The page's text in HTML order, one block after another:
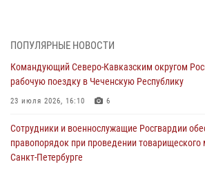
выпуска «Легенды армии с Александром
07 августа 2026, 12:00
Смольного собора в Санкт-Петербурге (видео)
07 августа 2026, 11:34 3
ПОПУЛЯРНЫЕ НОВОСТИ
Командующий Северо-Кавказским округом
рабочую поездку в Чеченскую Республику
23 июля 2026, 16:10 6
Сотрудники и военнослужащие Росгвардии
правопорядок при проведении товарищеского
Санкт-Петербурге